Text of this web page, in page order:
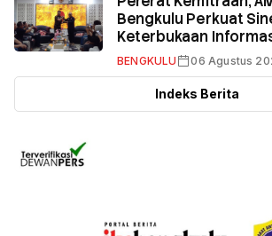
Bengkulu Perkuat
Keterbukaan
BENGKULU 06 Agustus
Indeks Berita